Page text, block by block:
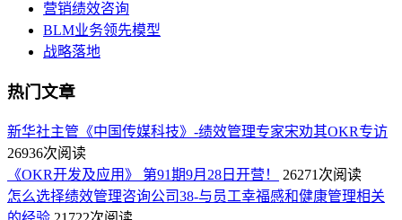
营销绩效咨询
BLM业务领先模型
战略落地
热门文章
新华社主管《中国传媒科技》-绩效管理专家宋劝其OKR专访
26936次阅读
《OKR开发及应用》 第91期9月28日开营！
26271次阅读
怎么选择绩效管理咨询公司38-与员工幸福感和健康管理相关